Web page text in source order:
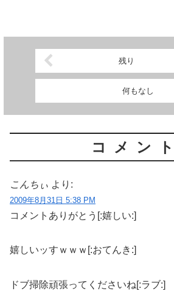
残り
何もなし
コメント
こんちぃ より:
2009年8月31日 5:38 PM
コメントありがとう[:嬉しい:]
嬉しいッすｗｗｗ[:おてんき:]
ドブ掃除頑張ってくださいね[:ラブ:]